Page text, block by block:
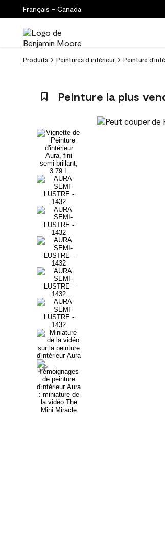
Français - Canada
Produits Peintures d’intérieur Peinture
Peinture la plus